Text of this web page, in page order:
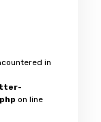
in
on line